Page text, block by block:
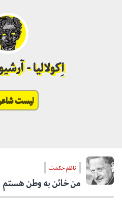
اِکولالیا -
لیست
ناظم حکمت
من خائن به وطن هستم